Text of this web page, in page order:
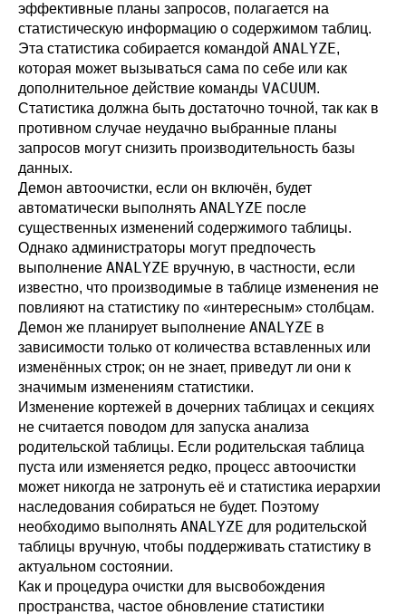
эффективные планы запросов, полагается на
статистическую информацию о содержимом таблиц.
Эта статистика собирается командой ANALYZE,
которая может вызываться сама по себе или как
дополнительное действие команды VACUUM.
Статистика должна быть достаточно точной, так как в
противном случае неудачно выбранные планы
запросов могут снизить производительность базы
данных.
Демон автоочистки, если он включён, будет
автоматически выполнять ANALYZE после
существенных изменений содержимого таблицы.
Однако администраторы могут предпочесть
выполнение ANALYZE вручную, в частности, если
известно, что производимые в таблице изменения не
повлияют на статистику по «интересным» столбцам.
Демон же планирует выполнение ANALYZE в
зависимости только от количества вставленных или
изменённых строк; он не знает, приведут ли они к
значимым изменениям статистики.
Изменение кортежей в дочерних таблицах и секциях
не считается поводом для запуска анализа
родительской таблицы. Если родительская таблица
пуста или изменяется редко, процесс автоочистки
может никогда не затронуть её и статистика иерархии
наследования собираться не будет. Поэтому
необходимо выполнять ANALYZE для родительской
таблицы вручную, чтобы поддерживать статистику в
актуальном состоянии.
Как и процедура очистки для высвобождения
пространства, частое обновление статистики